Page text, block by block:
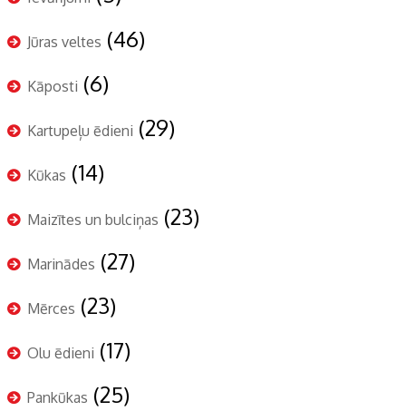
Jūras veltes (46)
Kāposti (6)
Kartupeļu ēdieni (29)
Kūkas (14)
Maizītes un bulciņas (23)
Marinādes (27)
Mērces (23)
Olu ēdieni (17)
Pankūkas (25)